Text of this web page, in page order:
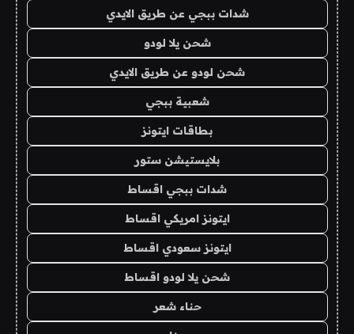
شدات ببجي عن طريق الايدي
شحن يلا لودو
شحن لودو عن طريق الايدي
شعبية ببجي
بطاقات ايتونز
بلايستيشن ستور
شدات ببجي اقساط
ايتونز امريكي اقساط
ايتونز سعودي اقساط
شحن يلا لودو اقساط
حناء شعر